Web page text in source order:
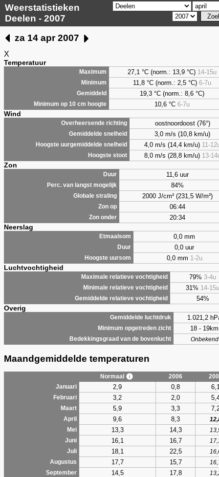
Weerstatistieken
Deelen - 2007
za 14 apr 2007
X
Temperatuur
Maximum 27,1 °C (norm.: 13,9 °C) 14-15u
Minimum 11,8 °C (norm.: 2,5 °C) 6-7u
Gemiddeld 19,3 °C (norm.: 8,6 °C)
Minimum op 10 cm hoogte 10,6 °C 6-7u
Wind
Overheersende richting oostnoordoost (76°)
Gemiddelde snelheid 3,0 m/s (10,8 km/u)
Hoogste uurgemiddelde snelheid 4,0 m/s (14,4 km/u) 11-
Hoogste stoot 8,0 m/s (28,8 km/u) 13-
Zon
Duur 11,6 uur
Perc. van langst mogelijk 84%
Globale straling 2000 J/cm² (231,5 W/m²)
Zon op 06:44
Zon onder 20:34
Neerslag
Etmaalsom 0,0 mm
Duur 0,0 uur
Hoogste uursom 0,0 mm 1-2u
Luchtvochtigheid
Maximale relatieve vochtigheid 79% 3-4u
Minimale relatieve vochtigheid 31% 14-15u
Gemiddelde relatieve vochtigheid 54%
Overig
Gemiddelde luchtdruk 1.021,2
Minimum opgetreden zicht 18 - 19km
Bedekkingsgraad van de bovenlucht Onbekend
Maandgemiddelde temperaturen
Normaal 2006
Januari
2,9 0,8
Februari 3,2 2,0
Maart 5,9 3,3
April 9,6 8,3
Mei
13,3 14,3
Juni
16,1 16,7
Juli
18,1 22,5
Augustus
17,7 15,7
September
14,5 17,8